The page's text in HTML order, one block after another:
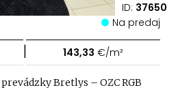
ID: 37650
Na predaj
| 143,33 €/m²
Bretlys – OZC RGB